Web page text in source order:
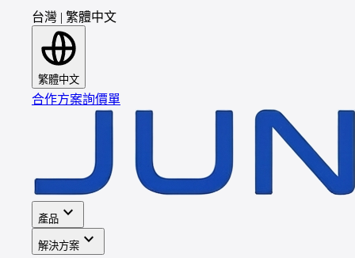
台灣 | 繁體中文
繁體中文
合作方案詢價單
產品 expand_more
解決方案 expand_more